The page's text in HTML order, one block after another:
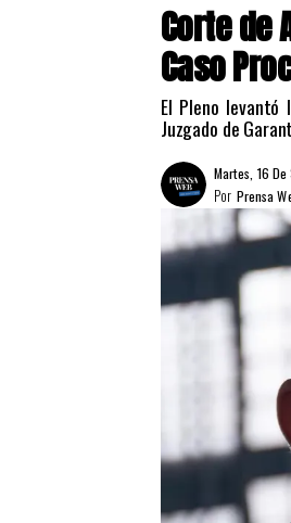
Corte de
Caso
El Pleno
Juzgado de
Martes, 16
Prensa
Por